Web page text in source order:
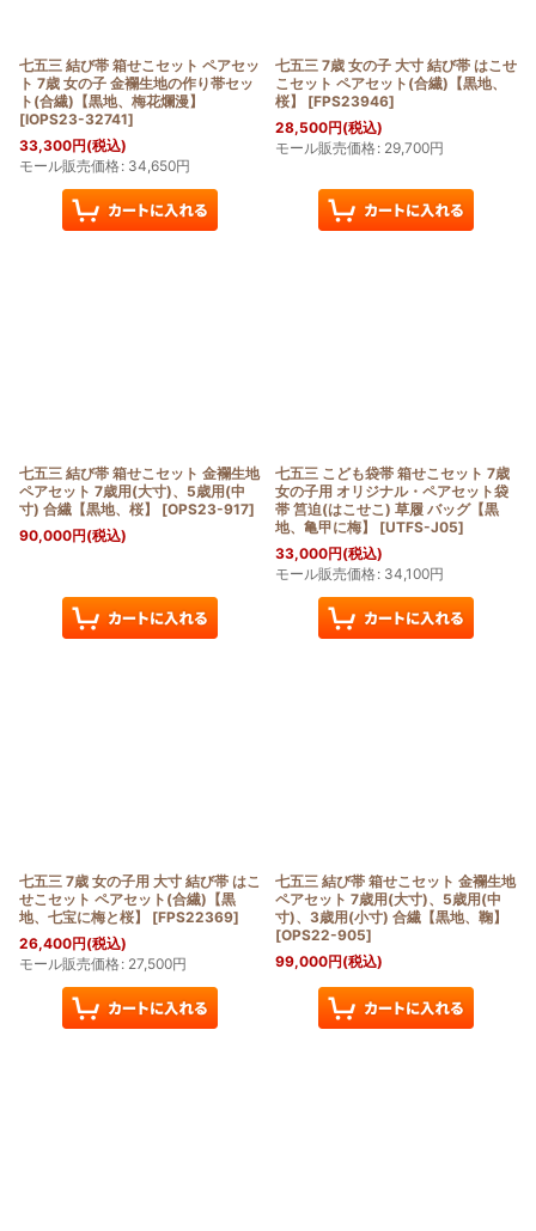
七五三 結び帯 箱せこセット ペアセッ
ト 7歳 女の子 金襴生地の作り帯セッ
ト(合繊)【黒地、梅花爛漫】
[IOPS23-32741]
33,300円(税込)
モール販売価格: 34,650円
七五三 7歳 女の子 大寸 結び帯 はこせ
こセット ペアセット(合繊)【黒地、
桜】
[FPS23946]
28,500円(税込)
モール販売価格: 29,700円
七五三 結び帯 箱せこセット 金襴生地
ペアセット 7歳用(大寸)、5歳用(中
寸) 合繊【黒地、桜】
[OPS23-917]
90,000円(税込)
七五三 こども袋帯 箱せこセット 7歳
女の子用 オリジナル・ペアセット袋
帯 筥迫(はこせこ) 草履 バッグ【黒
地、亀甲に梅】
[UTFS-J05]
33,000円(税込)
モール販売価格: 34,100円
七五三 7歳 女の子用 大寸 結び帯 はこ
せこセット ペアセット(合繊)【黒
地、七宝に梅と桜】
[FPS22369]
26,400円(税込)
モール販売価格: 27,500円
七五三 結び帯 箱せこセット 金襴生地
ペアセット 7歳用(大寸)、5歳用(中
寸)、3歳用(小寸) 合繊【黒地、鞠】
[OPS22-905]
99,000円(税込)